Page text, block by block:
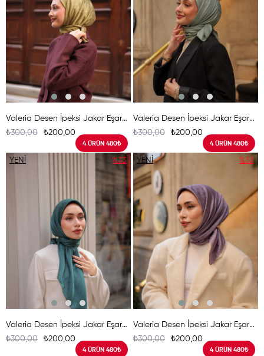
Valeria Desen İpeksi Jakar Eşarp Çiğ Badem
₺200,00
₺300,00
4 ÜRÜN 480₺
Valeria Desen İpeksi Jakar Eşarp Su Yeşili
₺200,00
₺300,00
4 ÜRÜN 480₺
Valeria Desen İpeksi Jakar Eşarp Petrol Yeşili
₺200,00
₺300,00
4 ÜRÜN 480₺
%33
YENI
Valeria Desen İpeksi Jakar Eşarp Menekşe
₺200,00
₺300,00
4 ÜRÜN 480₺
%33
YENI
ÜRÜN